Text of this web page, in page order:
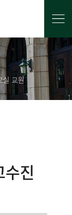
실 교원
진